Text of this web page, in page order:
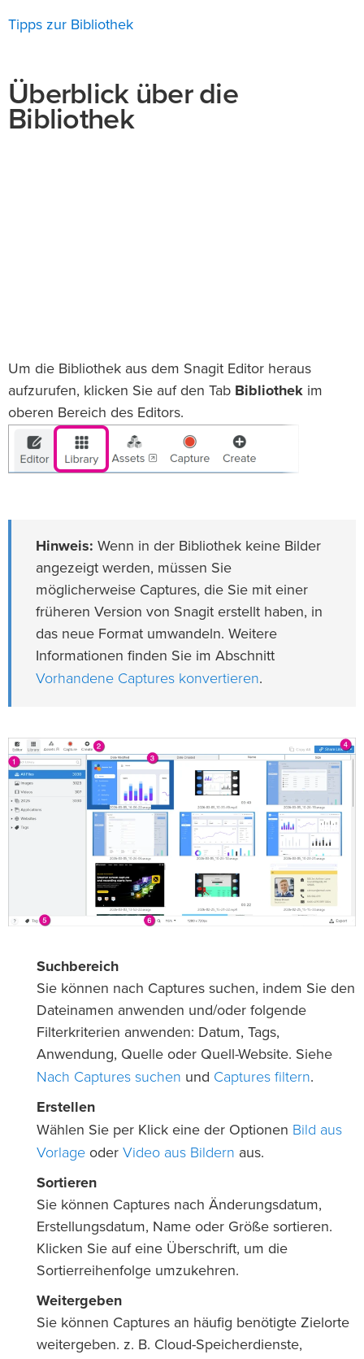
Überblick über die
Bibliothek
Um die Bibliothek aus dem Snagit Editor heraus
aufzurufen, klicken Sie auf den Tab Bibliothek im
oberen Bereich des Editors.
Hinweis: Wenn in der Bibliothek keine Bilder
angezeigt werden, müssen Sie
möglicherweise Captures, die Sie mit einer
früheren Version von Snagit erstellt haben, in
das neue Format umwandeln. Weitere
Informationen finden Sie im Abschnitt
Vorhandene Captures konvertieren.
Suchbereich
Sie können nach Captures suchen, indem Sie den
Dateinamen anwenden und/oder folgende
Filterkriterien anwenden: Datum, Tags,
Anwendung, Quelle oder Quell-Website. Siehe
Nach Captures suchen und Captures filtern.
Erstellen
Wählen Sie per Klick eine der Optionen Bild aus
Vorlage oder Video aus Bildern aus.
Sortieren
Sie können Captures nach Änderungsdatum,
Erstellungsdatum, Name oder Größe sortieren.
Klicken Sie auf eine Überschrift, um die
Sortierreihenfolge umzukehren.
Weitergeben
Sie können Captures an häufig benötigte Zielorte
weitergeben. z. B. Cloud-Speicherdienste,
Tipps zur Bibliothek